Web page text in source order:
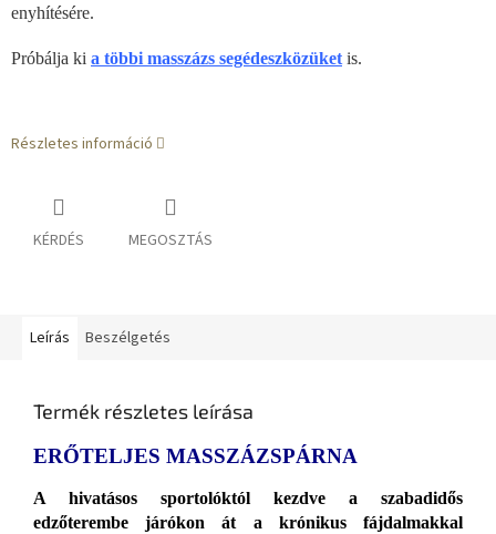
enyhítésére.
Próbálja ki a többi masszázs segédeszközüket is.
Részletes információ
KÉRDÉS MEGOSZTÁS
Leírás Beszélgetés
Termék részletes leírása
ERŐTELJES MASSZÁZSPÁRNA
A hivatásos sportolóktól kezdve a szabadidős
edzőterembe járókon át a krónikus fájdalmakkal